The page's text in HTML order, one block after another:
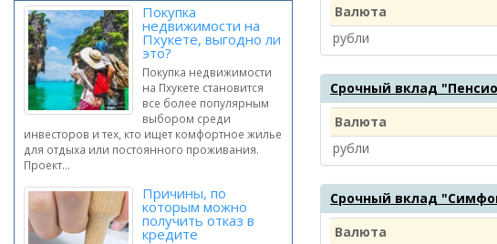
Покупка
недвижимости на
Пхукете, выгодно ли
это?
Покупка недвижимости
на Пхукете становится
все более популярным
выбором среди
инвесторов и тех, кто ищет комфортное жилье
для отдыха или постоянного проживания.
Проект...
Причины, по
которым можно
получить отказ в
кредите
Валюта
рубли
Срочный вклад
Валюта
рубли
Срочный вклад
Валюта